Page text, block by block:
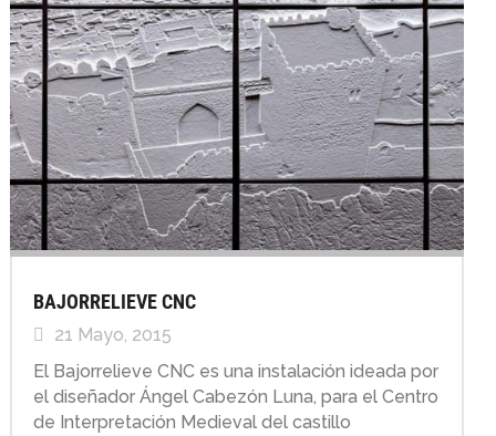
BAJORRELIEVE CNC
21 Mayo, 2015
El Bajorrelieve CNC es una instalación ideada por
el diseñador Ángel Cabezón Luna, para el Centro
de Interpretación Medieval del castillo